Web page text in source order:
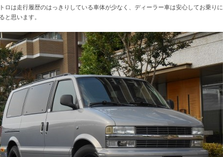
ロは走行履歴のはっきりしている車体が少なく、ディーラー車は安心してお乗りに
と思います。